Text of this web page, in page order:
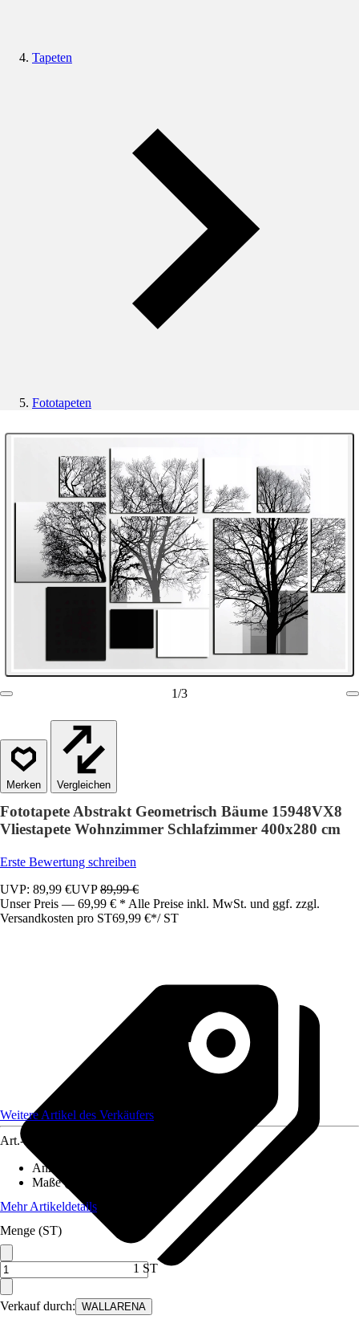
Tapeten
Fototapeten
1/3
Vergleichen
Fototapete Abstrakt Geometrisch Bäume 15948VX8
Vliestapete Wohnzimmer Schlafzimmer 400x280 cm
Erste Bewertung schreiben
UVP: 89,99 €UVP89,99 €
Unser Preis — 69,99 € * Alle Preise inkl. MwSt. und ggf. zzgl.
Versandkosten pro ST69,99 €*/ ST
Verkauf durch: WALLARENA
Weitere Artikel des Verkäufers
Art.-Nr.
Anzahl der Teile
Maße (BxH)
Mehr Artikeldetails
Menge (ST)
1 ST